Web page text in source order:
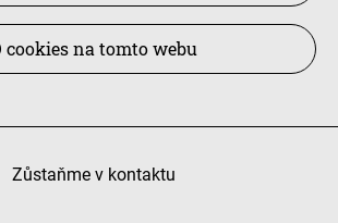
cookies na tomto webu
Zůstaňme v kontaktu